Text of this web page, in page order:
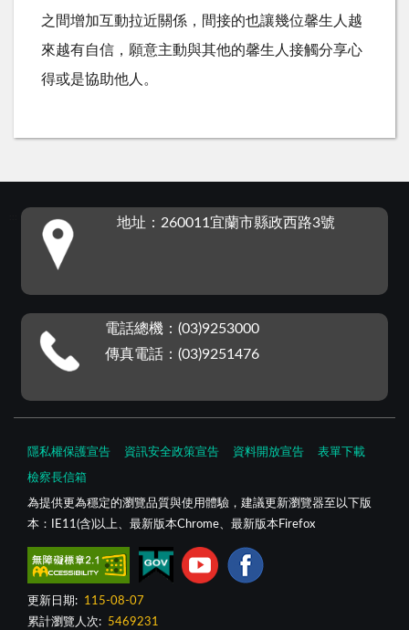
之間增加互動拉近關係，間接的也讓幾位馨生人越
來越有自信，願意主動與其他的馨生人接觸分享心
得或是協助他人。
地址：260011宜蘭市縣政西路3號
電話總機：(03)9253000
傳真電話：(03)9251476
隱私權保護宣告 資訊安全政策宣告 資料開放宣告 表單下載
檢察長信箱
為提供更為穩定的瀏覽品質與使用體驗，建議更新瀏覽器至以下版
本：IE11(含)以上、最新版本Chrome、最新版本Firefox
更新日期:
115-08-07
累計瀏覽人次:
5469231